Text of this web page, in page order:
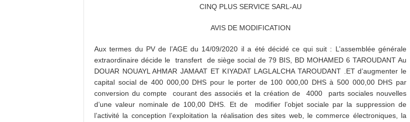
CINQ PLUS SERVICE SARL-AU
AVIS DE MODIFICATION
Aux termes du PV de l’AGE du 14/09/2020 il a été décidé ce qui suit : L’assemblée générale
extraordinaire décide le transfert de siège social de 79 BIS, BD MOHAMED 6 TAROUDANT Au
DOUAR NOUAYL AHMAR JAMAAT ET KIYADAT LAGLALCHA TAROUDANT .ET d’augmenter le
capital social de 400 000,00 DHS pour le porter de 100 000,00 DHS à 500 000,00 DHS par
conversion du compte courant des associés et la création de 4000 parts sociales nouvelles
d’une valeur nominale de 100,00 DHS. Et de modifier l’objet sociale par la suppression de
l’activité la conception l’exploitation la réalisation des sites web, le commerce électroniques, la